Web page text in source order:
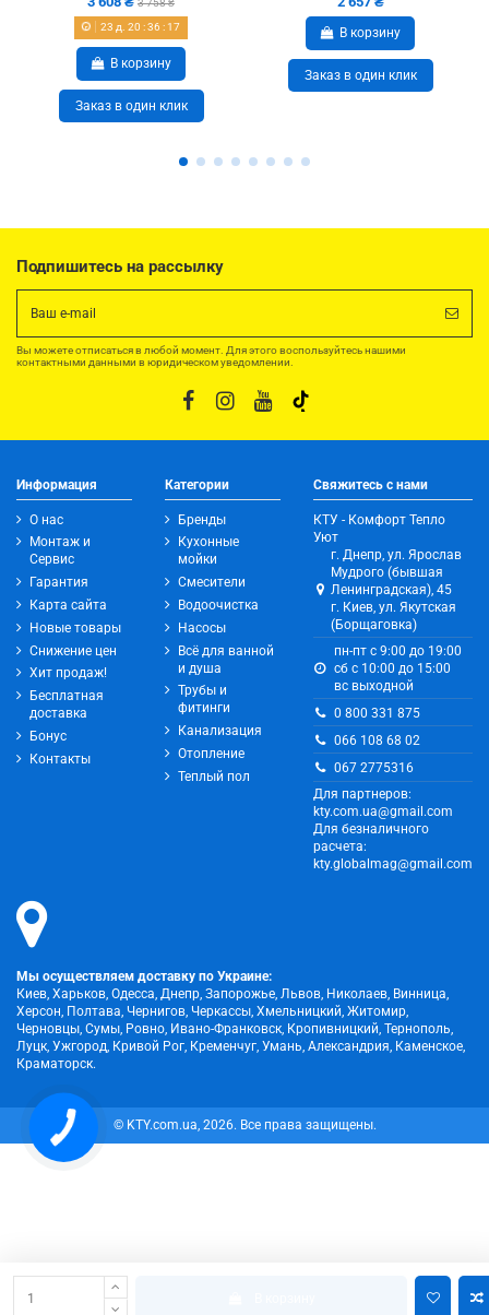
3 758 ₴
23 д. 20 :36 : 16
В корзину
Заказ в один клик
В корзину
Заказ в один клик
Подпишитесь на рассылку
Вы можете отписаться в любой момент. Для этого воспользуйтесь нашими
контактными данными в юридическом уведомлении.
Информация
О нас
Монтаж и
Сервис
Гарантия
Карта сайта
Новые товары
Снижение цен
Хит продаж!
Бесплатная
доставка
Бонус
Контакты
Категории
Бренды
Кухонные
мойки
Смесители
Водоочистка
Насосы
Всё для ванной
и душа
Трубы и
фитинги
Канализация
Отопление
Теплый пол
Свяжитесь с нами
КТУ - Комфорт Тепло
Уют
г. Днепр, ул. Ярослав
Мудрого (бывшая
Ленинградская), 45
г. Киев, ул. Якутская
(Борщаговка)
пн-пт с 9:00 до 19:00
сб с 10:00 до 15:00
вс выходной
0 800 331 875
066 108 68 02
067 2775316
Для партнеров:
kty.com.ua@gmail.com
Для безналичного
расчета:
kty.globalmag@gmail.com
Мы осуществляем доставку по Украине:
Киев, Харьков, Одесса, Днепр, Запорожье, Львов, Николаев, Винница,
Херсон, Полтава, Чернигов, Черкассы, Хмельницкий, Житомир,
Черновцы, Сумы, Ровно, Ивано-Франковск, Кропивницкий, Тернополь,
Луцк, Ужгород, Кривой Рог, Кременчуг, Умань, Александрия, Каменское,
Краматорск.
© KTY.com.ua, 2026. Все права защищены.
КНОПКА
ЗВ'ЯЗКУ